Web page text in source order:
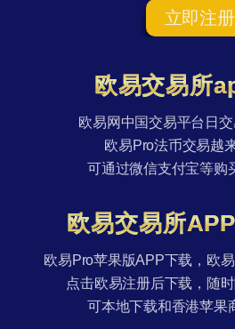
立即注册
欧易交易所
欧易网中国交易平台日
欧易Pro法币交易越
可通过微信支付宝等购
欧易交易所
欧易Pro苹果版APP下载，欧
点击欧易注册后下载，随时
可本地下载和香港苹果